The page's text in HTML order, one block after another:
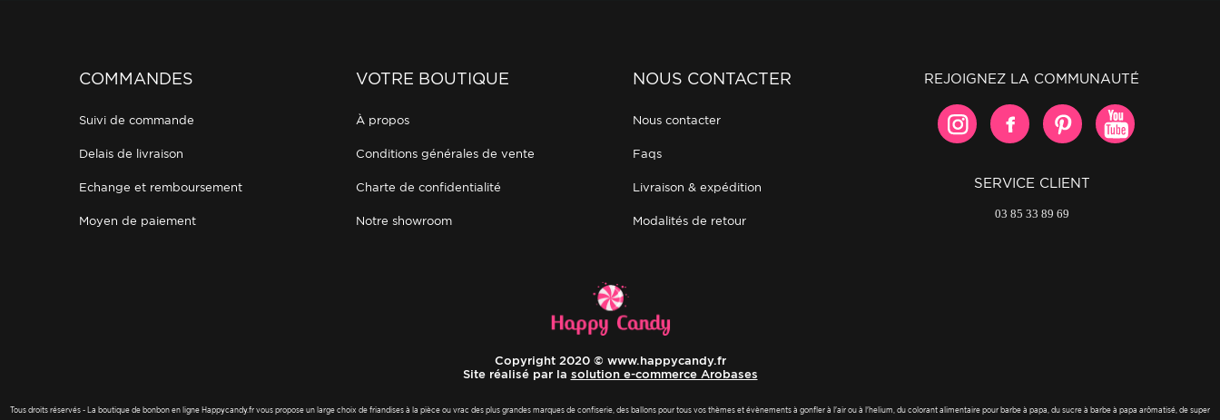
COMMANDES
suivi de commande
delais de livraison
echange et remboursement
moyen de paiement
VOTRE BOUTIQUE
à propos
conditions générales de vente
charte de confidentialité
notre showroom
NOUS CONTACTER
nous contacter
faqs
livraison & expédition
modalités de retour
REJOIGNEZ LA COMMUNAUTÉ
SERVICE CLIENT
03 85 33 89 69
Copyright 2020 © www.happycandy.fr
Site réalisé par la solution e-commerce Arobases
Tous droits réservés - La boutique de bonbon en ligne Happycandy.fr vous propose un large choix de friandises à la pièce ou vrac des plus grandes marques de confiserie, des ballons pour tous vos thèmes et évènements à gonfler à l'air ou à l'helium, du colorant alimentaire pour barbe à papa, du sucre à barbe à papa arômatisé, de super